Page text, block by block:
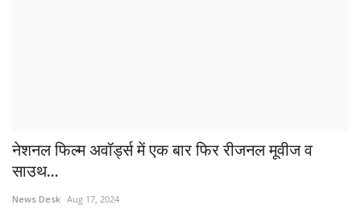
नेशनल फिल्म अवॉर्ड्स में एक बार फिर रीजनल मूवीज व
साउथ...
News Desk Aug 17, 2024